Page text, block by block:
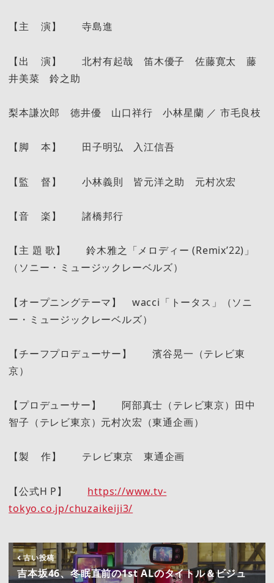
【主 演】 寺島進
【出 演】 北村有起哉 笛木優子 佐藤寛太 藤
井美菜 鈴之助
梨本謙次郎 徳井優 山口祥行 小林星蘭 ／ 市毛良枝
【脚 本】 田子明弘 入江信吾
【監 督】 小林義則 皆元洋之助 元村次宏
【音 楽】 諸橋邦行
【主 題 歌】 鈴木雅之「メロディー (Remix’22)」
（ソニー・ミュージックレーベルズ）
【オープニングテーマ】 wacci「トータス」（ソニ
ー・ミュージックレーベルズ）
【チーフプロデューサー】 濱谷晃一（テレビ東
京）
【プロデューサー】 阿部真士（テレビ東京）田中
智子（テレビ東京）元村次宏（東通企画）
【製 作】 テレビ東京 東通企画
【公式H P】 https://www.tv-
tokyo.co.jp/chuzaikeiji3/
古い投稿
吉本坂46、冬眠直前の1st ALのタイトル＆ビジュ